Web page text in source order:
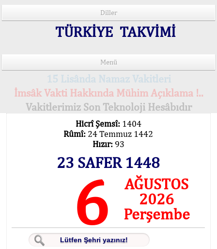
Diller
TÜRKİYE TAKVİMİ
Menü
15 Lisânda Namaz Vakitleri
İmsâk Vakti Hakkında Mühim Açıklama !..
Vakitlerimiz Son Teknoloji Hesâbıdır
Hicrî Şemsî: 1404
Rûmî: 24 Temmuz 1442
Hızır: 93
23 SAFER 1448
6
AĞUSTOS
2026
Perşembe